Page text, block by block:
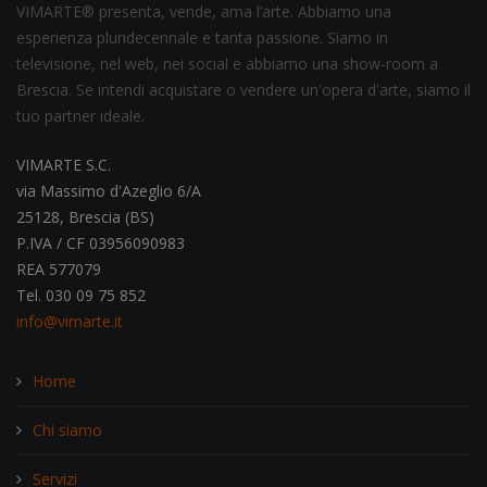
VIMARTE® presenta, vende, ama l’arte. Abbiamo una
esperienza pluridecennale e tanta passione. Siamo in
televisione, nel web, nei social e abbiamo una show-room a
Brescia. Se intendi acquistare o vendere un'opera d'arte, siamo il
tuo partner ideale.
VIMARTE S.C.
via Massimo d'Azeglio 6/A
25128, Brescia (BS)
P.IVA / CF 03956090983
REA 577079
Tel. 030 09 75 852
info@vimarte.it
Home
Chi siamo
Servizi